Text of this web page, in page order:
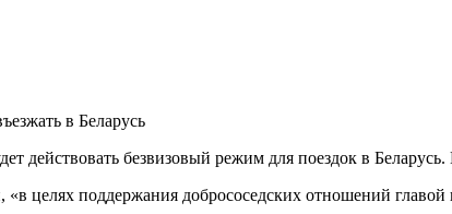
действовать безвизовый режим для поездок в Беларусь.
целях поддержания добрососедских отношений